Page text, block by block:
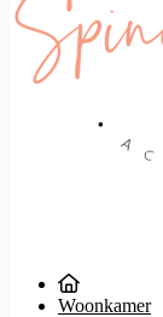
Woonkamer